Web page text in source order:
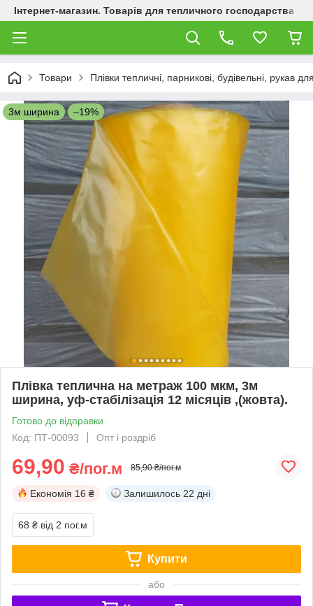
Інтернет-магазин. Товарів для тепличного господарства
Товари Плівки тепличні, парникові, будівельні, рукав
3м ширина –19%
Плівка теплична на метраж 100 мкм, 3м
ширина, уф-стабілізація 12 місяців ,(жовта).
Готово до відправки
Код: ПТ-00093
Опт і роздріб
69,90 ₴/пог.м 85,90 ₴/пог.м
Економія 16 ₴ Залишилось 22 дні
68 ₴ від 2 пог.м
Купити
або